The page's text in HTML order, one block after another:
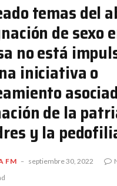
temas del
de sexo
no está
iniciativa o
de la
y la
FM septiembre 30, 2022